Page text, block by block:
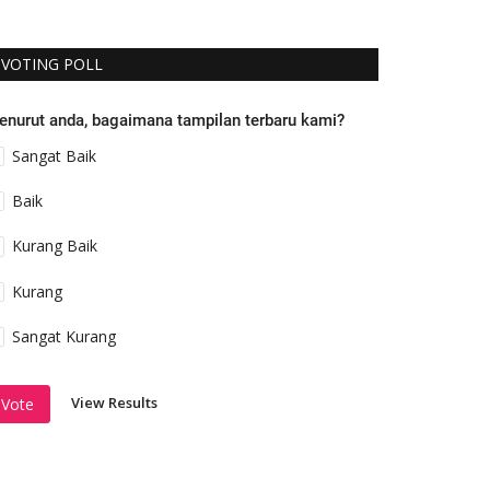
VOTING POLL
anda, bagaimana tampilan terbaru kami?
Sangat Baik
Baik
Kurang Baik
Kurang
Sangat Kurang
Vote View Results